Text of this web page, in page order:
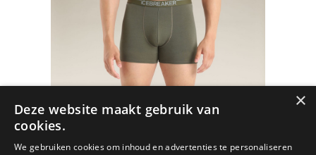
×
Deze website maakt gebruik van
cookies.
We gebruiken cookies om inhoud en advertenties te personaliseren